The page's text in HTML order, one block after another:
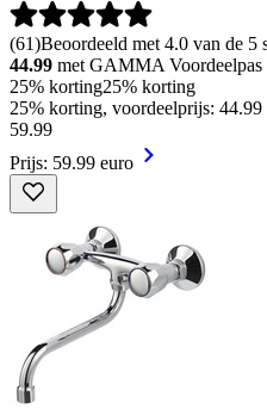
(61)Beoordeeld met 4.0 van de 5
44.99 met GAMMA Voordeelpas
25% korting25% korting
25% korting, voordeelprijs:
59.99
Prijs: 59.99 euro